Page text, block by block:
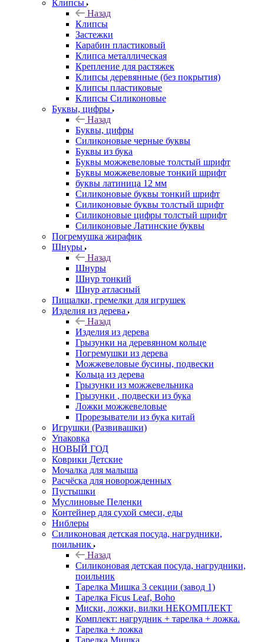
Клипсы
Назад
Клипсы
Застежки
Карабин пластиковый
Клипса металлическая
Крепление для растяжек
Клипсы деревянные (без покрытия)
Клипсы пластиковые
Клипсы Силиконовые
Буквы, цифры
Назад
Буквы, цифры
Силиконовые черные буквы
Буквы из бука
Буквы можжевеловые толстый шрифт
Буквы можжевеловые тонкий шрифт
буквы латиница 12 мм
Силиконовые буквы тонкий шрифт
Силиконовые буквы толстый шрифт
Силиконовые цифры толстый шрифт
Силиконовые Латинские буквы
Погремушка жирафик
Шнуры
Назад
Шнуры
Шнур тонкий
Шнур атласный
Пищалки, гремелки для игрушек
Изделия из дерева
Назад
Изделия из дерева
Грызунки на деревянном кольце
Погремушки из дерева
Можжевеловые бусины, подвески
Кольца из дерева
Грызунки из можжевельника
Грызунки , подвески из бука
Ложки можжевеловые
Прорезыватели из бука китай
Игрушки (Развивашки)
Упаковка
НОВЫЙ ГОД
Коврики Детские
Мочалка для малыша
Расчёска для новорожденных
Пустышки
Муслиновые Пеленки
Контейнер для сухой смеси, еды
Ниблеры
Силиконовая детская посуда, нагрудники,
поильник
Назад
Силиконовая детская посуда, нагрудники,
поильник
Тарелка Мишка 3 секции (завод 1)
Тарелка Ficus Leaf, Boho
Миски, ложки, вилки НЕКОМПЛЕКТ
Комплект: нагрудник + тарелка + ложка.
Тарелка + ложка
Тарелка Мишка